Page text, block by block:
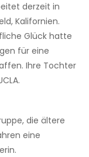
derzeit in
Kalifornien.
Glück hatte
für eine
Ihre Tochter
die ältere
eine